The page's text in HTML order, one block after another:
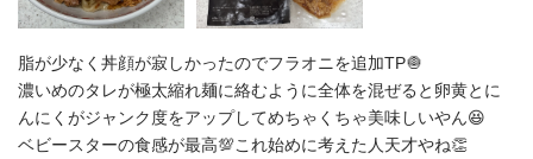
脂が少なく丼顔が寂しかったのでフラオニを追加TP🧅
濃いめのタレが極太縮れ麺に絡むように全体を混ぜると卵黄とに
んにくがジャンク度をアップしてめちゃくちゃ美味しいやん😆
ベビースターの食感が最高💯これ始めに考えた人天才やね👏